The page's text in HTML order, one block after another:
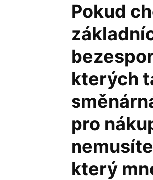
Pokud
kterých
pro
který